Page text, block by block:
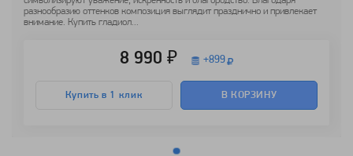
разнообразию оттенков композиция выглядит празднично и привлекает
внимание. Купить гладиол...
8 990 ₽ +899
Купить в 1 клик В КОРЗИНУ